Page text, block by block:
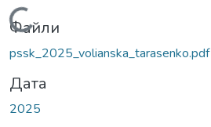
Вантажиться...
Файли
pssk_2025_volianska_tarasenko.pdf
Дата
2025